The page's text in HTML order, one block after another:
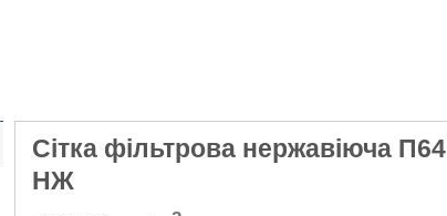
Сітка фільтрова нержавіюча П64
НЖ